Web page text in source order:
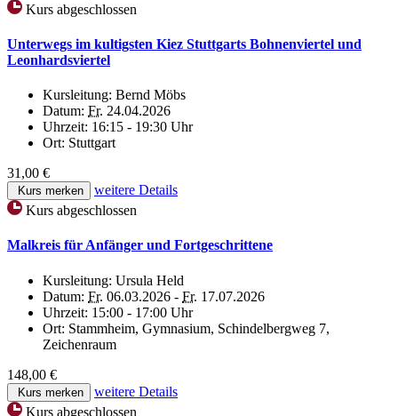
Kurs abgeschlossen
Unterwegs im kultigsten Kiez Stuttgarts Bohnenviertel und
Leonhardsviertel
Kursleitung: Bernd Möbs
Datum: Fr. 24.04.2026
Uhrzeit: 16:15 - 19:30 Uhr
Ort: Stuttgart
31,00 €
Kurs merken
weitere Details
Kurs abgeschlossen
Malkreis für Anfänger und Fortgeschrittene
Kursleitung: Ursula Held
Datum: Fr. 06.03.2026 - Fr. 17.07.2026
Uhrzeit: 15:00 - 17:00 Uhr
Ort: Stammheim, Gymnasium, Schindelbergweg 7,
Zeichenraum
148,00 €
Kurs merken
weitere Details
Kurs abgeschlossen